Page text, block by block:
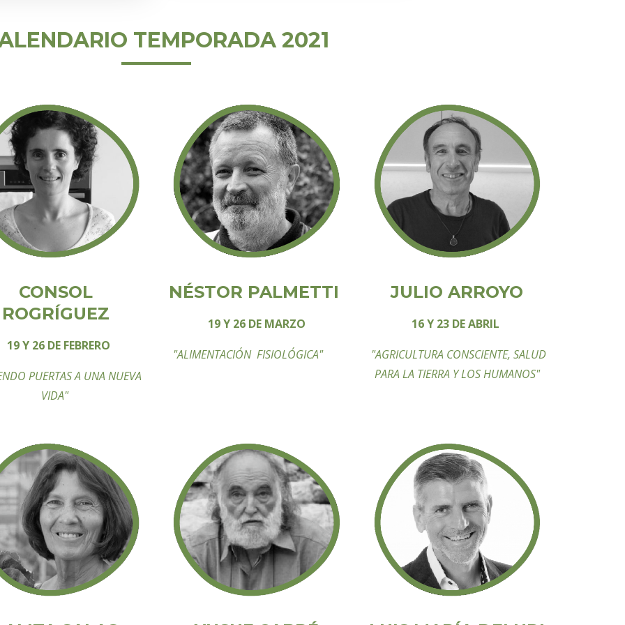
TEMPORADA 2021
CONSOL
ROGRÍGUEZ
19 Y 26 DE FEBRERO
PUERTAS A UNA NUEVA
VIDA"
NÉSTOR PALMETTI
19 Y 26 DE MARZO
"ALIMENTACIÓN FISIOLÓGICA"
JULIO ARROYO
16 Y 23 DE ABRIL
"AGRICULTURA CONSCIENTE, SALUD
PARA LA TIERRA Y LOS HUMANOS"